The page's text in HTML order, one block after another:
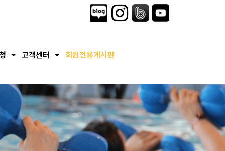
고객센터 회원전용게시판